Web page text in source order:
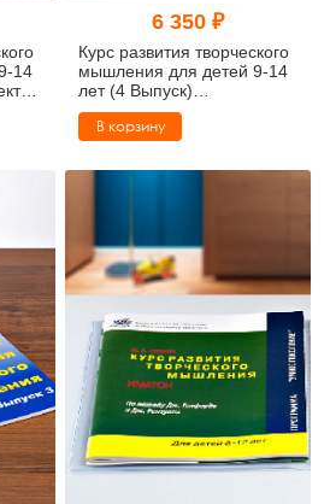
14
6 350 ₽
Курс развития творческого
мышления для детей 9-14
лет (4 Выпуск)
(методический комплект)
В корзину